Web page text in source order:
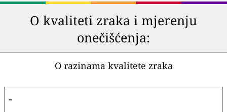
O kvaliteti zraka i mjerenju
onečišćenja:
O razinama kvalitete zraka
-